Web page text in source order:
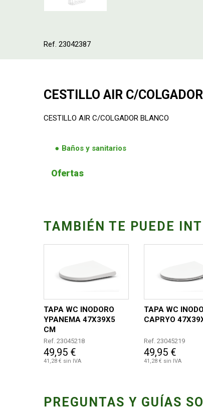
Ref. 23042387
CESTILLO AIR C/
CESTILLO AIR C/COLGADOR BLANCO
Baños y sanitarios
Ofertas
TAMBIÉN TE PUEDE
TAPA WC INODORO
YPANEMA 47X39X5
CM
Ref. 23045218
49,95 €
41,28 € sin IVA
TAPA WC
CAPRYO
Ref. 23045219
49,95 €
41,28 € sin IVA
PREGUNTAS Y GUÍAS